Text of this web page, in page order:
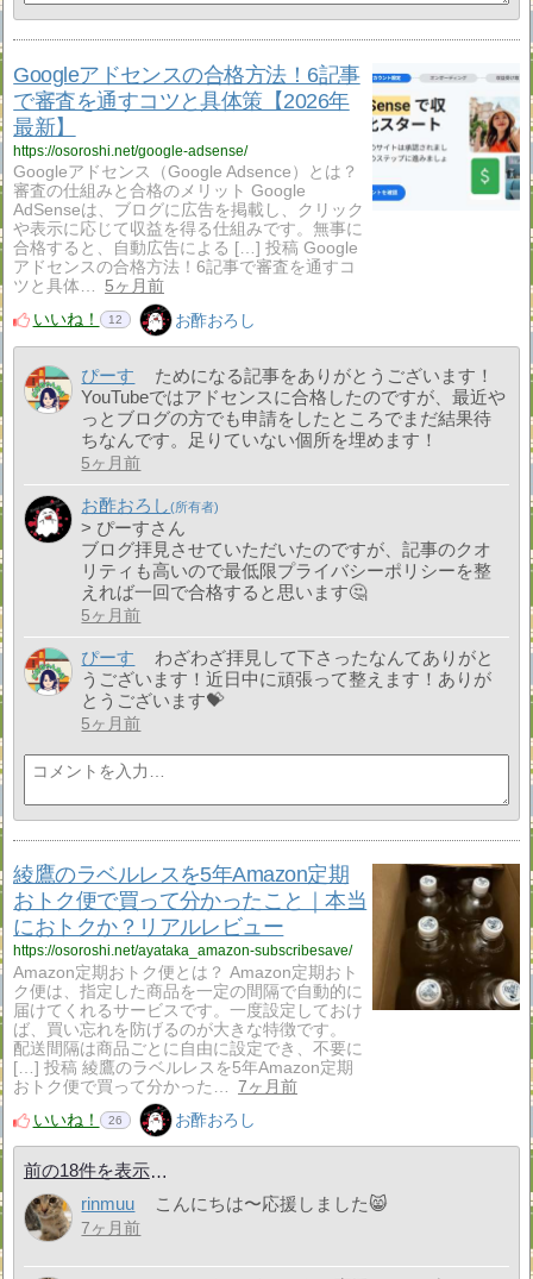
Googleアドセンスの合格方法！6記事
で審査を通すコツと具体策【2026年
最新】
https://osoroshi.net/google-adsense/
Googleアドセンス（Google Adsence）とは？
審査の仕組みと合格のメリット Google
AdSenseは、ブログに広告を掲載し、クリック
や表示に応じて収益を得る仕組みです。無事に
合格すると、自動広告による […] 投稿 Google
アドセンスの合格方法！6記事で審査を通すコ
ツと具体…
5ヶ月前
いいね！
12 お酢おろし
ぴーす
ためになる記事をありがとうございます！
YouTubeではアドセンスに合格したのですが、最近や
っとブログの方でも申請をしたところでまだ結果待
ちなんです。足りていない個所を埋めます！
5ヶ月前
お酢おろし
> ぴーすさん
ブログ拝見させていただいたのですが、記事のクオ
リティも高いので最低限プライバシーポリシーを整
えれば一回で合格すると思います🤔
5ヶ月前
ぴーす
わざわざ拝見して下さったなんてありがと
うございます！近日中に頑張って整えます！ありが
とうございます💝
5ヶ月前
綾鷹のラベルレスを5年Amazon定期
おトク便で買って分かったこと｜本当
におトクか？リアルレビュー
https://osoroshi.net/ayataka_amazon-subscribesave/
Amazon定期おトク便とは？ Amazon定期おト
ク便は、指定した商品を一定の間隔で自動的に
届けてくれるサービスです。一度設定しておけ
ば、買い忘れを防げるのが大きな特徴です。
配送間隔は商品ごとに自由に設定でき、不要に
[…] 投稿 綾鷹のラベルレスを5年Amazon定期
おトク便で買って分かった…
7ヶ月前
いいね！
26 お酢おろし
前の18件を表示
rinmuu
こんにちは〜応援しました😸
7ヶ月前